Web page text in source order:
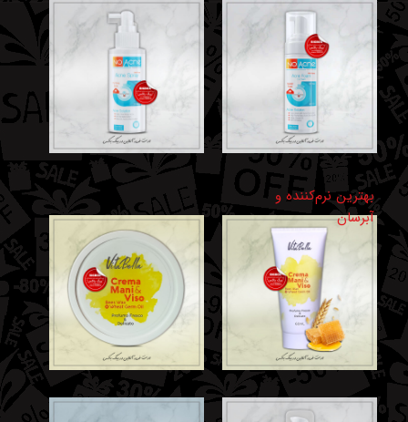
بهترین‌ نرم‌کننده و
آبرسان